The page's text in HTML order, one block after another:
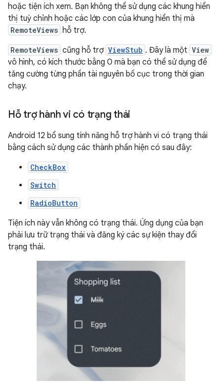
hoặc tiện ích xem. Bạn không thể sử dụng các khung hiển
thị tuỳ chỉnh hoặc các lớp con của khung hiển thị mà
RemoteViews hỗ trợ.
RemoteViews cũng hỗ trợ ViewStub . Đây là một View
vô hình, có kích thước bằng 0 mà bạn có thể sử dụng để
tăng cường từng phần tài nguyên bố cục trong thời gian
chạy.
Hỗ trợ hành vi có trạng thái
Android 12 bổ sung tính năng hỗ trợ hành vi có trạng thái
bằng cách sử dụng các thành phần hiện có sau đây:
CheckBox
Switch
RadioButton
Tiện ích này vẫn không có trạng thái. Ứng dụng của bạn
phải lưu trữ trạng thái và đăng ký các sự kiện thay đổi
trạng thái.